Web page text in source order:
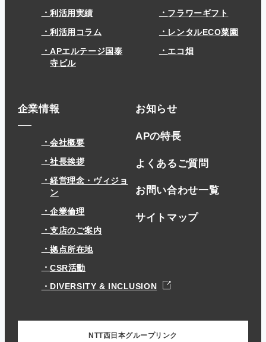
利活用実績
利活用コラム
APエルテージ国泰
寺ビル
フラワーギフト
レンタルECO菜園
エコ畑
企業情報
会社概要
社長挨拶
経営理念・ヴィジョ
ン
企業倫理
支店のご案内
拠点所在地
CSR活動
DIVERSITY & INCLUSION
お知らせ
APの特長
よくあるご質問
お問い合わせ一覧
サイトマップ
NTT西日本グループリンク